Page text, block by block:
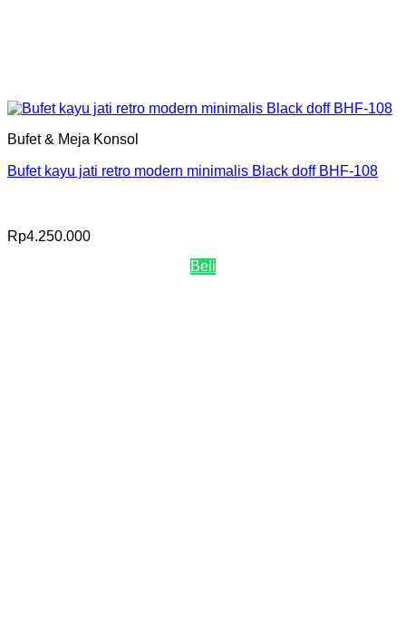
Bufet & Meja Konsol
Bufet kayu jati retro modern minimalis Black doff BHF-108
Rp4.250.000
Beli